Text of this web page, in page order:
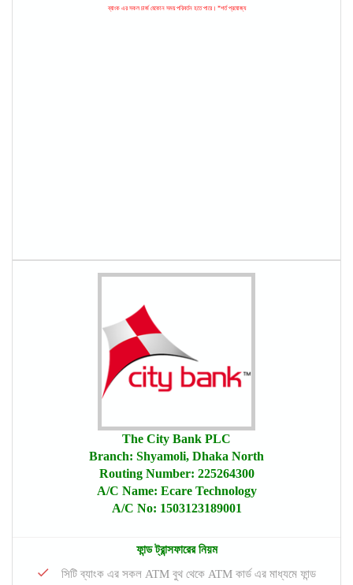
ব্যাংক এর সকল চার্জ যেকোন সময় পরিবর্তন হতে পারে। *শর্ত প্রযোজ্য
The City Bank PLC
Branch: Shyamoli, Dhaka North
Routing Number: 225264300
A/C Name: Ecare Technology
A/C No: 1503123189001
ফান্ড ট্রান্সফারের নিয়ম
সিটি ব্যাংক এর সকল ATM বুথ থেকে ATM কার্ড এর মাধ্যমে ফান্ড